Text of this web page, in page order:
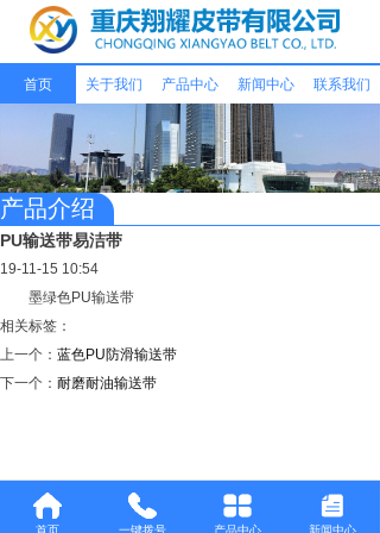
首页 关于我们 产品中心 新闻中心 联系我们
产品介绍
PU输送带易洁带
19-11-15 10:54
墨绿色PU输送带
相关标签：
上一个： 蓝色PU防滑输送带
下一个： 耐磨耐油输送带
首页 一键拨号 产品中心 新闻中心